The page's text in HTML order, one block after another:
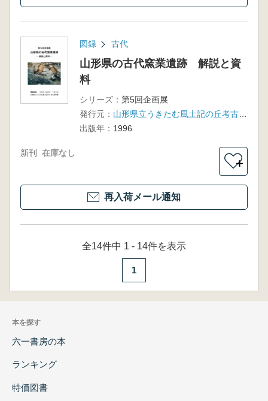
図録 古代
山形県の古代窯業遺跡 解説と資
料
シリーズ： 第5回企画展
発行元：
山形県立うきたむ風土記の丘考古資料館
出版年： 1996
新刊 在庫なし
＋
再入荷メール通知
全14件中 1 - 14件を表示
1
本を探す
六一書房の本
ランキング
特価図書